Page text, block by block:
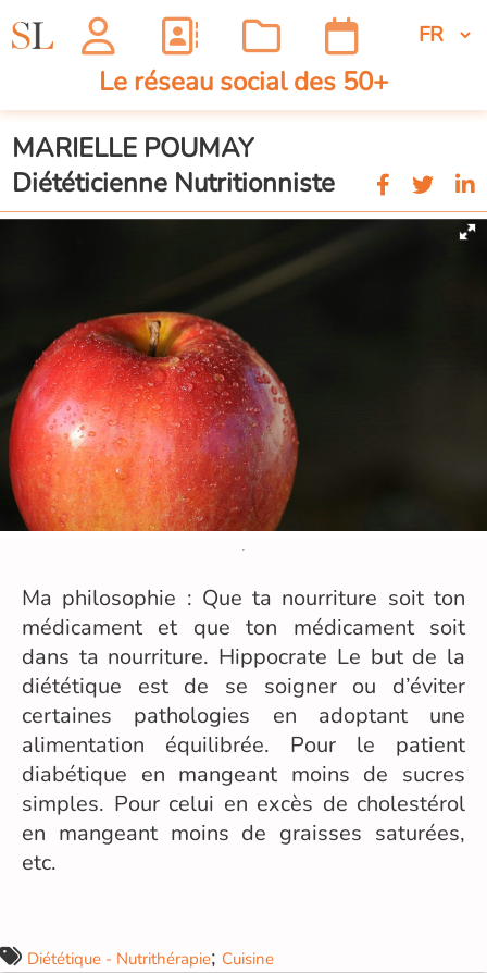
Le réseau social des 50+
MARIELLE POUMAY
Diététicienne Nutritionniste
Ma philosophie : Que ta nourriture soit ton
médicament et que ton médicament soit
dans ta nourriture. Hippocrate Le but de la
diététique est de se soigner ou d’éviter
certaines pathologies en adoptant une
alimentation équilibrée. Pour le patient
diabétique en mangeant moins de sucres
simples. Pour celui en excès de cholestérol
en mangeant moins de graisses saturées,
etc.
Diététique - Nutrithérapie; Cuisine